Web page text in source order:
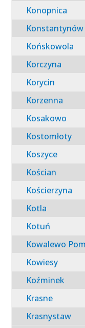
Konopnica
Konstantynów
Końskowola
Korczyna
Korycin
Korzenna
Kosakowo
Kostomłoty
Koszyce
Kościan
Kościerzyna
Kotla
Kotuń
Kowalewo
Kowiesy
Koźminek
Krasne
Krasnystaw